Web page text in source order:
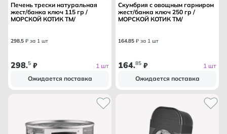
Печень трески натуральная
жест/банка ключ 115 гр /
МОРСКОЙ КОТИК ТМ/
298.5 ₽ за 1 шт
298.5 ₽
1 шт
Ожидается поставка
Скумбрия с овощным гарниром
жест/банка ключ 250 гр /
МОРСКОЙ КОТИК ТМ/
164.85 ₽ за 1 шт
164.85 ₽
1 шт
Ожидается поставка